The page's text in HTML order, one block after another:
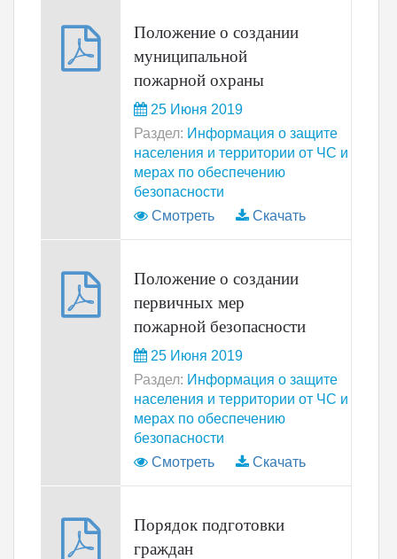
Положение о создании
муниципальной
пожарной охраны
25 Июня 2019
Раздел: Информация о защите
населения и территории от ЧС и
мерах по обеспечению
безопасности
Смотреть
Скачать
Положение о создании
первичных мер
пожарной безопасности
25 Июня 2019
Раздел: Информация о защите
населения и территории от ЧС и
мерах по обеспечению
безопасности
Смотреть
Скачать
Порядок подготовки
граждан